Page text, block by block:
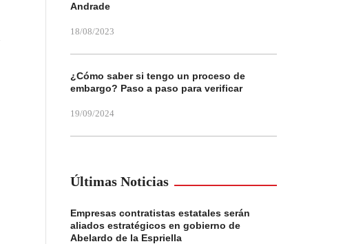
Andrade
18/08/2023
¿Cómo saber si tengo un proceso de
embargo? Paso a paso para verificar
19/09/2024
Últimas Noticias
Empresas contratistas estatales serán
aliados estratégicos en gobierno de
Abelardo de la Espriella